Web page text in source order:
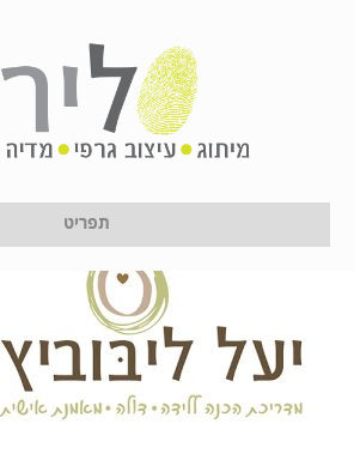
תפריט
forfacebooklogoE
26 בנובמבר 2018